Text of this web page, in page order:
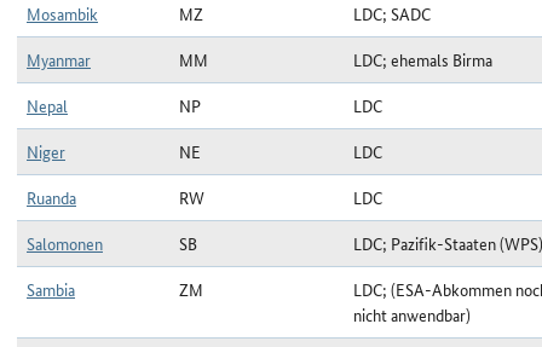
Mosambik
MZ
LDC; SADC
Myanmar
MM
LDC; ehemals Birma
Nepal
NP
LDC
Niger
NE
LDC
Ruanda
RW
LDC
Salomonen
SB
LDC; Pazifik-Staaten (WPS)
Sambia
ZM
LDC; (ESA-Abkommen
nicht anwendbar)